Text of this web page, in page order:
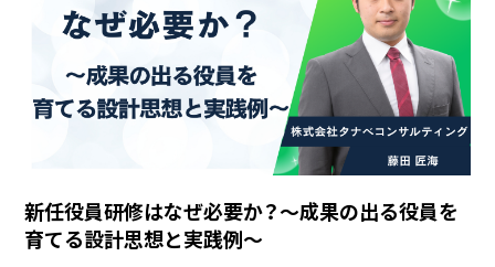
新任役員研修はなぜ必要か？～成果の出る役員を
育てる設計思想と実践例～